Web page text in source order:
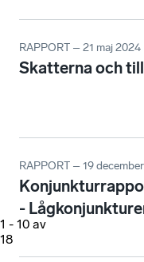
1 - 10 av
18
RAPPORT – 21 maj 2024
Skatterna och
RAPPORT – 19
-